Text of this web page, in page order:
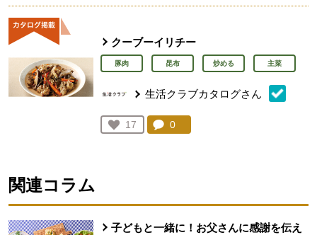
クーブーイリチー
豚肉 昆布 炒める 主菜
生活クラブカタログさん
お気に入り登録：
17
人が登録
コメント：
0
関連コラム
子どもと一緒に！お父さんに感謝を伝え